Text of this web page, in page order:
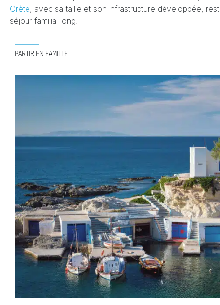
Crète, avec sa taille et son infrastructure développée,
séjour familial long.
PARTIR EN FAMILLE